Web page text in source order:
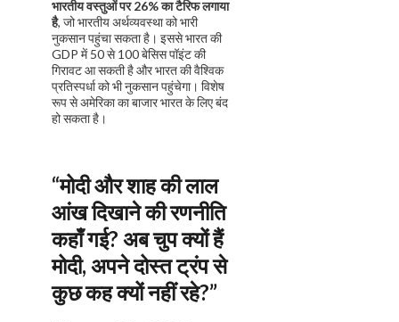
भारतीय वस्तुओं पर 26% का टैरिफ लगाया
है, जो भारतीय अर्थव्यवस्था को भारी
नुकसान पहुंचा सकता है। इससे भारत की
GDP में 50 से 100 बेसिस पॉइंट की
गिरावट आ सकती है और भारत की वैश्विक
प्रतिस्पर्धा को भी नुकसान पहुंचेगा। विशेष
रूप से अमेरिका का बाजार भारत के लिए बंद
हो सकता है।
“मोदी और शाह की लाल
आंख दिखाने की रणनीति
कहाँ गई? अब चुप क्यों हैं
मोदी, अपने दोस्त ट्रंप से
कुछ कह क्यों नहीं रहे?”